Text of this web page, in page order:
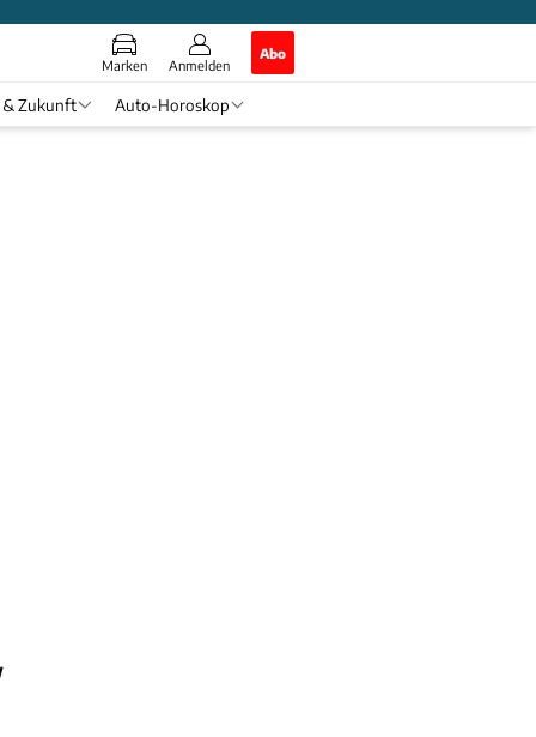
Marken Anmelden
Abo
& Zukunft Auto-Horoskop